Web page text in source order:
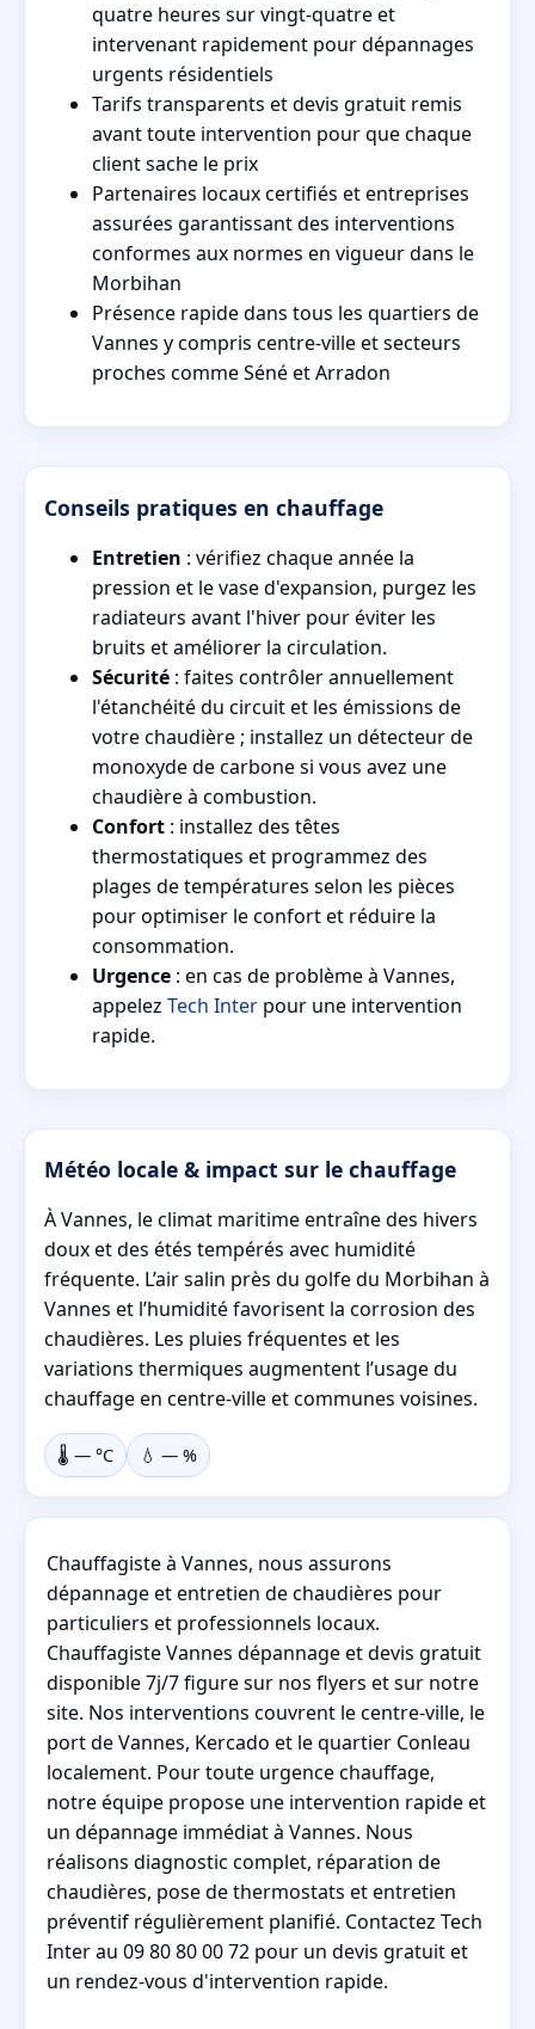
quatre heures sur vingt-quatre et
intervenant rapidement pour dépannages
urgents résidentiels
Tarifs transparents et devis gratuit remis
avant toute intervention pour que chaque
client sache le prix
Partenaires locaux certifiés et entreprises
assurées garantissant des interventions
conformes aux normes en vigueur dans le
Morbihan
Présence rapide dans tous les quartiers de
Vannes y compris centre-ville et secteurs
proches comme Séné et Arradon
Conseils pratiques en chauffage
Entretien : vérifiez chaque année la
pression et le vase d'expansion, purgez les
radiateurs avant l'hiver pour éviter les
bruits et améliorer la circulation.
Sécurité : faites contrôler annuellement
l'étanchéité du circuit et les émissions de
votre chaudière ; installez un détecteur de
monoxyde de carbone si vous avez une
chaudière à combustion.
Confort : installez des têtes
thermostatiques et programmez des
plages de températures selon les pièces
pour optimiser le confort et réduire la
consommation.
Urgence : en cas de problème à Vannes,
appelez Tech Inter pour une intervention
rapide.
Météo locale & impact sur le chauffage
À Vannes, le climat maritime entraîne des hivers
doux et des étés tempérés avec humidité
fréquente. L’air salin près du golfe du Morbihan à
Vannes et l’humidité favorisent la corrosion des
chaudières. Les pluies fréquentes et les
variations thermiques augmentent l’usage du
chauffage en centre-ville et communes voisines.
🌡️ — °C 💧 — %
Chauffagiste à Vannes, nous assurons
dépannage et entretien de chaudières pour
particuliers et professionnels locaux.
Chauffagiste Vannes dépannage et devis gratuit
disponible 7j/7 figure sur nos flyers et sur notre
site. Nos interventions couvrent le centre-ville, le
port de Vannes, Kercado et le quartier Conleau
localement. Pour toute urgence chauffage,
notre équipe propose une intervention rapide et
un dépannage immédiat à Vannes. Nous
réalisons diagnostic complet, réparation de
chaudières, pose de thermostats et entretien
préventif régulièrement planifié. Contactez Tech
Inter au 09 80 80 00 72 pour un devis gratuit et
un rendez-vous d'intervention rapide.